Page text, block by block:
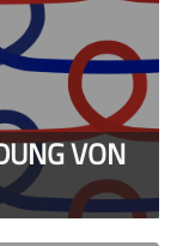
VON